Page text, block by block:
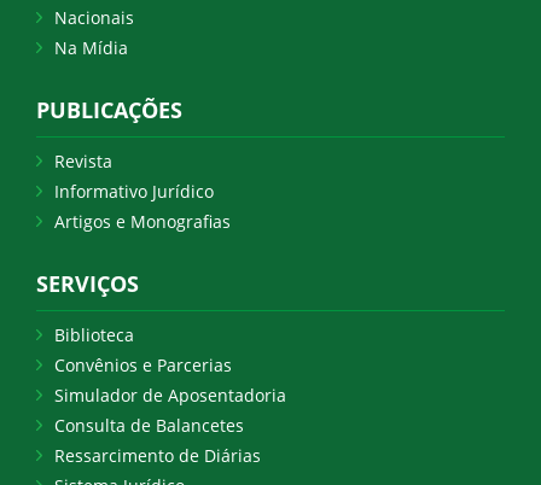
Nacionais
Na Mídia
PUBLICAÇÕES
Revista
Informativo Jurídico
Artigos e Monografias
SERVIÇOS
Biblioteca
Convênios e Parcerias
Simulador de Aposentadoria
Consulta de Balancetes
Ressarcimento de Diárias